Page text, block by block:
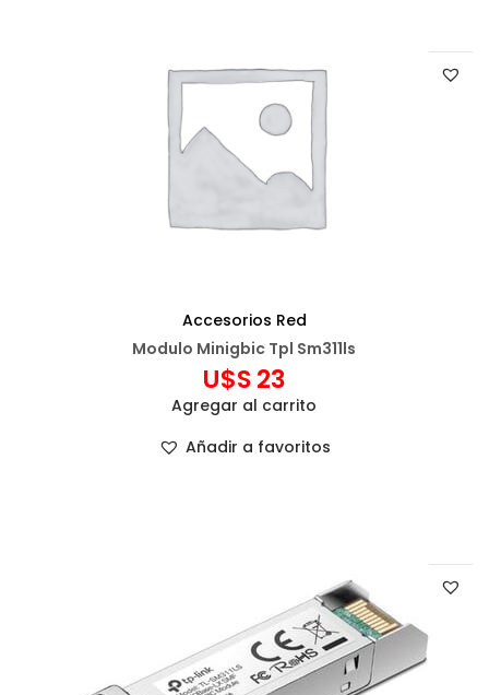
Accesorios Red
Modulo Minigbic Tpl Sm311ls
U$S23
Agregar al carrito
Añadir a favoritos